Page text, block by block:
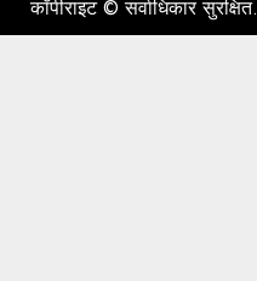
कॉपीराइट © सर्वाधिकार सुरक्षित.